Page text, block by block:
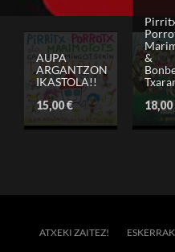
AUPA
ARGANTZON
IKASTOLA!!
15,00€
&
18,00
ATXEKI ZAITEZ! ESKERRAK